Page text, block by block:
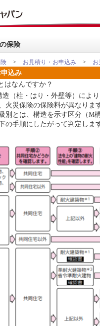
保険
> お見積り・お申込み > お
込み
はなんですか？
造（柱・はり・外壁等）によ
火災保険の保険料が異なりま
別とは、構造を示す区分（M
の手順にしたがって判定しま